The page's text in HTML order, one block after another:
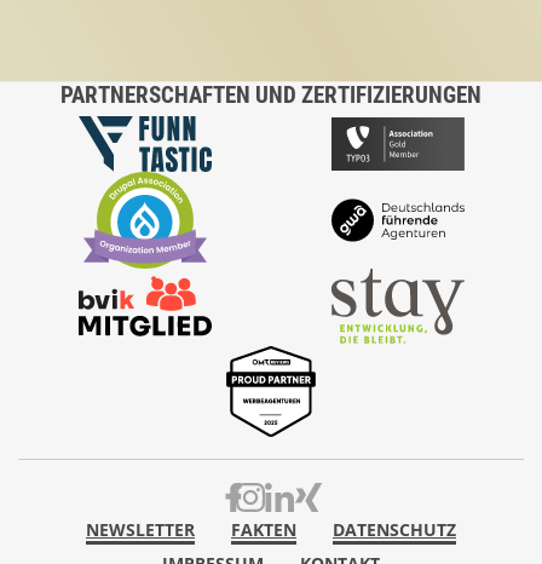
PARTNERSCHAFTEN UND ZERTIFIZIERUNGEN
NEWSLETTER FAKTEN
DATENSCHUTZ